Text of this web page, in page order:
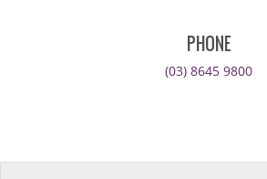
PHONE
(03) 8645 9800